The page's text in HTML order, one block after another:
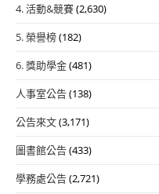
4. 活動&競賽(2,630)
5. 榮譽榜(182)
6. 獎助學金(481)
人事室公告(138)
公告來文(3,171)
圖書館公告(433)
學務處公告(2,721)